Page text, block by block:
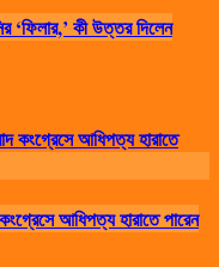
কী উত্তর দিলেন
আধিপত্য হারাতে পারেন